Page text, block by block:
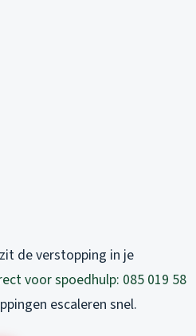
de verstopping in je
voor spoedhulp: 085 019 58
escaleren snel.